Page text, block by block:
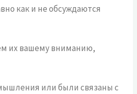
как и не обсуждаются
их вашему вниманию,
или были связаны с